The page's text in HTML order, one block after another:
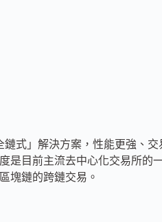
鏈式」解決方案，性能更強、
是目前主流去中心化交易所的
塊鏈的跨鏈交易。